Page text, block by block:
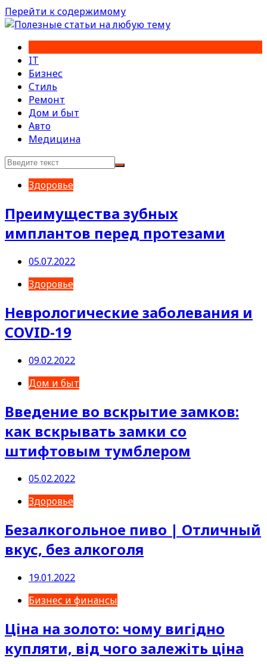
Перейти к содержимому
IT
Бизнес
Стиль
Ремонт
Дом и быт
Авто
Медицина
Здоровье
Преимущества зубных
имплантов перед протезами
05.07.2022
Здоровье
Неврологические заболевания и
COVID-19
09.02.2022
Дом и быт
Введение во вскрытие замков:
как вскрывать замки со
штифтовым тумблером
05.02.2022
Здоровье
Безалкогольное пиво | Отличный
вкус, без алкоголя
19.01.2022
Бизнес и финансы
Ціна на золото: чому вигідно
купляти, від чого залежіть ціна